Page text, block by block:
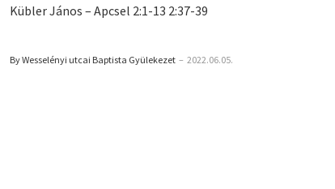
Kübler János – Apcsel 2:1-13 2:37-39
By Wesselényi utcai Baptista Gyülekezet – 2022.06.05.